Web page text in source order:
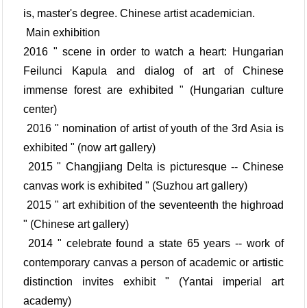
is, master's degree. Chinese artist academician.
Main exhibition
2016 " scene in order to watch a heart: Hungarian
Feilunci Kapula and dialog of art of Chinese
immense forest are exhibited " (Hungarian culture
center)
2016 " nomination of artist of youth of the 3rd Asia is
exhibited " (now art gallery)
2015 " Changjiang Delta is picturesque -- Chinese
canvas work is exhibited " (Suzhou art gallery)
2015 " art exhibition of the seventeenth the highroad
" (Chinese art gallery)
2014 " celebrate found a state 65 years -- work of
contemporary canvas a person of academic or artistic
distinction invites exhibit " (Yantai imperial art
academy)